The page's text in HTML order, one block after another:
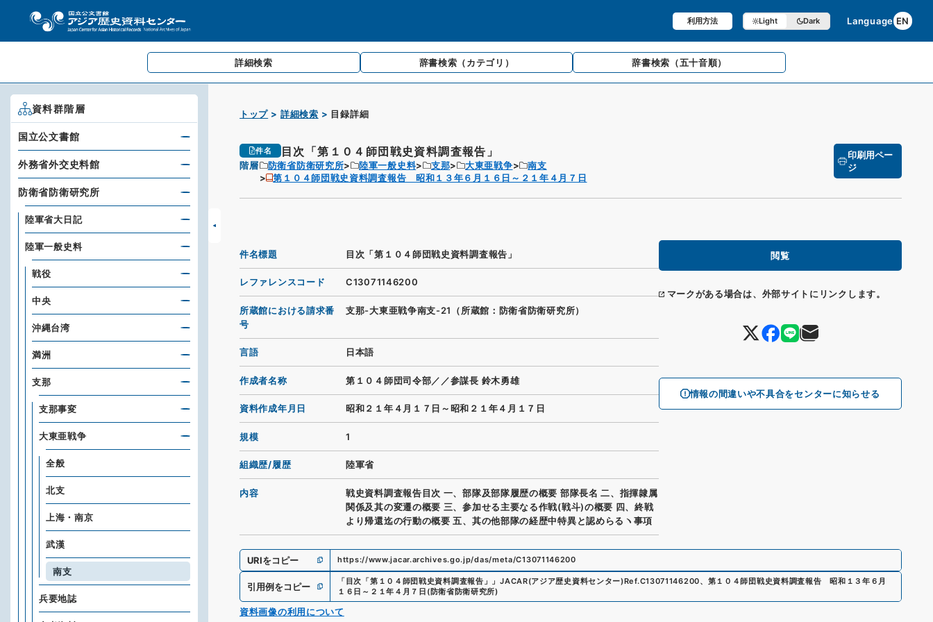
利用方法 Light Dark Language EN
詳細検索 辞書検索 （カテゴリ） 辞書検索 （五十音順）
トップ 詳細検索 目録詳細
件名 目次「第１０４師団戦史資料調査報告」
階層 防衛省防衛研究所 陸軍一般史料 支那 大東亜戦争
南支
第１０４師団戦史資料調査報告 昭和１３年６月１６日～２１年４月７日
印刷用ペー
ジ
閲覧
マークがある場合は、外部サイトにリンクします。
情報の間違いや不具合をセンターに知らせる
件名標題 目次「第１０４師団戦史資料調査報告」
レファレンスコード C13071146200
所蔵館における請求番
号
支那-大東亜戦争南支-21（所蔵館：防衛省防衛研究所）
言語 日本語
作成者名称 第１０４師団司令部／／参謀長 鈴木勇雄
資料作成年月日 昭和２１年４月１７日～昭和２１年４月１７日
規模 1
組織歴/履歴 陸軍省
内容
戦史資料調査報告目次 一、部隊及部隊履歴の概要 部隊長名 二、指揮隷属
関係及其の変遷の概要 三、参加せる主要なる作戦(戦斗)の概要 四、終戦
より帰還迄の行動の概要 五、其の他部隊の経歴中特異と認めらるヽ事項
URIをコピー https://www.jacar.archives.go.jp/das/meta/C13071146200
引用例をコピー 「目次「第１０４師団戦史資料調査報告」 」JACAR(アジア歴史資料センター)Ref.C13071146200、 第１０４師団戦史資料調査報告 昭和１３年６月
１６日～２１年４月７日 (防衛省防衛研究所)
資料画像の利用について
資料群階層
国立公文書館
外務省外交史料館
防衛省防衛研究所
陸軍省大日記
陸軍一般史料
戦役
中央
沖縄台湾
満洲
支那
支那事変
大東亜戦争
全般
北支
上海・南京
武漢
南支
兵要地誌